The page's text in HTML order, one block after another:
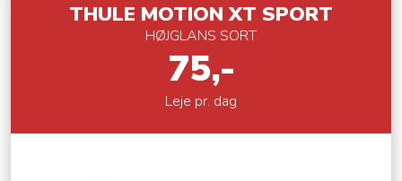
​THULE MOTION XT SPORT
HØJGLANS SORT
75,-
Leje pr. dag